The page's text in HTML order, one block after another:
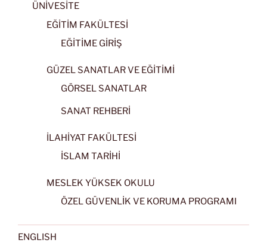
ÜNİVESİTE
EĞİTİM FAKÜLTESİ
EĞİTİME GİRİŞ
GÜZEL SANATLAR VE EĞİTİMİ
GÖRSEL SANATLAR
SANAT REHBERİ
İLAHİYAT FAKÜLTESİ
İSLAM TARİHİ
MESLEK YÜKSEK OKULU
ÖZEL GÜVENLİK VE KORUMA PROGRAMI
ENGLISH